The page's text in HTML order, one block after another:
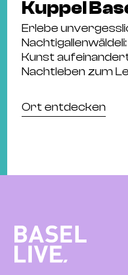
Kuppel
Erlebe
Kunst
Nachtleben zum
Ort entdecken